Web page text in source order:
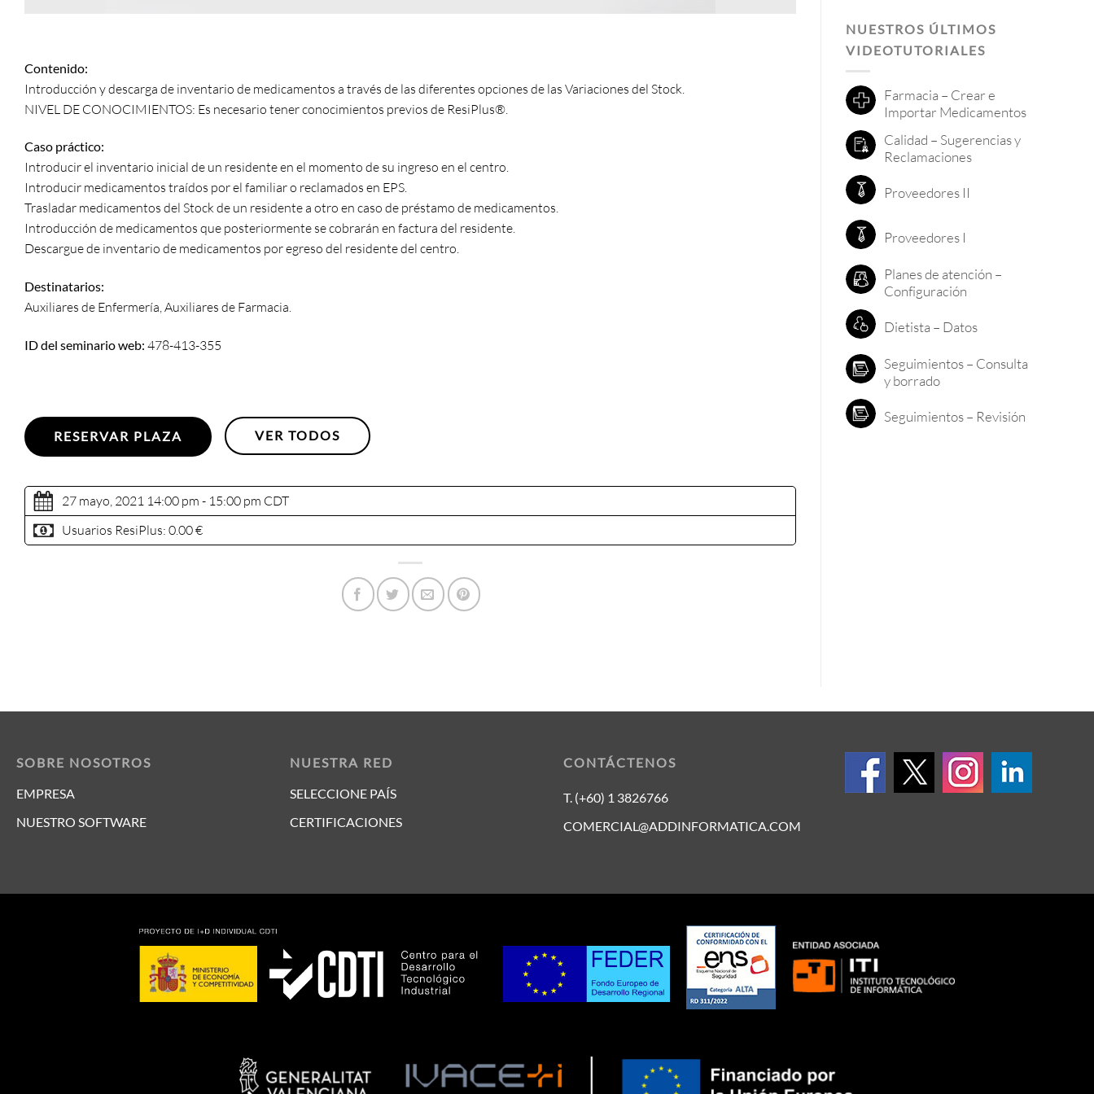
Contenido:
Introducción y descarga de inventario de medicamentos a través de las diferentes opciones de las Variaciones del Stock.
NIVEL DE CONOCIMIENTOS: Es necesario tener conocimientos previos de ResiPlus®.
Caso práctico:
Introducir el inventario inicial de un residente en el momento de su ingreso en el centro.
Introducir medicamentos traídos por el familiar o reclamados en EPS.
Trasladar medicamentos del Stock de un residente a otro en caso de préstamo de medicamentos.
Introducción de medicamentos que posteriormente se cobrarán en factura del residente.
Descargue de inventario de medicamentos por egreso del residente del centro.
Destinatarios:
Auxiliares de Enfermería, Auxiliares de Farmacia.
ID del seminario web: 478-413-355
RESERVAR PLAZA VER TODOS
27 mayo, 2021 14:00 pm - 15:00 pm CDT
Usuarios ResiPlus: 0.00 €
NUESTROS ÚLTIMOS
VIDEOTUTORIALES
Farmacia – Crear e
Importar Medicamentos
Calidad – Sugerencias y
Reclamaciones
Proveedores II
Proveedores I
Planes de atención –
Configuración
Dietista – Datos
Seguimientos – Consulta
y borrado
Seguimientos – Revisión
SOBRE NOSOTROS
EMPRESA
NUESTRO SOFTWARE
NUESTRA RED
SELECCIONE PAÍS
CERTIFICACIONES
CONTÁCTENOS
T. (+60) 1 3826766
COMERCIAL@ADDINFORMATICA.COM